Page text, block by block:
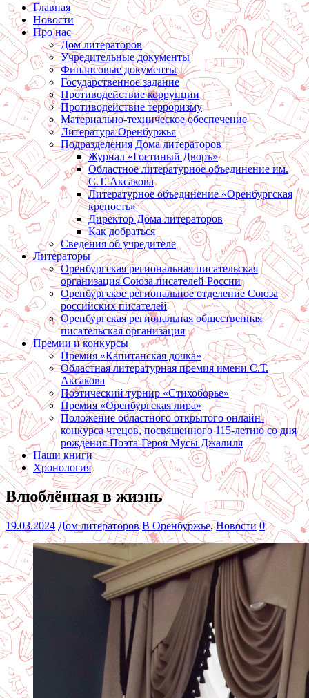
Главная
Новости
Про нас
Дом литераторов
Учредительные документы
Финансовые документы
Государственное задание
Противодействие коррупции
Противодействие терроризму
Материально-техническое обеспечение
Литература Оренбуржья
Подразделения Дома литераторов
Журнал «Гостиный Дворъ»
Областное литературное объединение им.
С.Т. Аксакова
Литературное объединение «Оренбургская
крепость»
Директор Дома литераторов
Как добраться
Сведения об учредителе
Литераторы
Оренбургская региональная писательская
организация Союза писателей России
Оренбургское региональное отделение Союза
российских писателей
Оренбургская региональная общественная
писательская организация
Премии и конкурсы
Премия «Капитанская дочка»
Областная литературная премия имени С.Т.
Аксакова
Поэтический турнир «Стихоборье»
Премия «Оренбургская лира»
Положение областного открытого онлайн-
конкурса чтецов, посвященного 115-летию со дня
рождения Поэта-Героя Мусы Джалиля
Наши книги
Хронология
Влюблённая в жизнь
19.03.2024 Дом литераторов В Оренбуржье,Новости 0